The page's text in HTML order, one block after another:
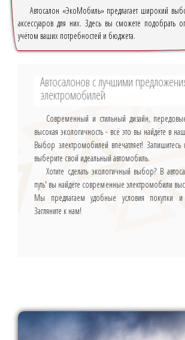
Автосалон «ЭкоМобиль» предлагает широкий
аксессуаров для них. Здесь вы сможете подобрать
учётом ваших потребностей и бюджета.
Автосалонов с лучшими
электромобилей
Современный и стильный дизайн,
высокая экологичность - всё это вы найдёте в
Выбор электромобилей впечатляет!
выберите свой идеальный автомобиль.
Хотите сделать экологичный выбор? В
путь' вы найдёте современные электромобили
Мы предлагаем удобные условия покупки и
Загляните к нам!